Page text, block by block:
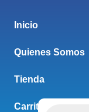
Inicio
Quienes Somos
Tienda
Carrito